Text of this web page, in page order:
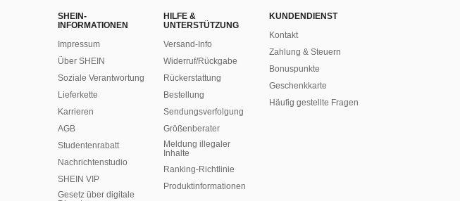
SHEIN-
INFORMATIONEN
Impressum
Über SHEIN
Soziale Verantwortung
Lieferkette
Karrieren
AGB
Studentenrabatt
Nachrichtenstudio
SHEIN VIP
Gesetz über digitale
HILFE &
UNTERSTÜTZUNG
Versand-Info
Widerruf/Rückgabe
Rückerstattung
Bestellung
Sendungsverfolgung
Größenberater
Meldung illegaler
Inhalte
Ranking-Richtlinie
​Produktinformationen
KUNDENDIENST
Kontakt
Zahlung & Steuern
Bonuspunkte
Geschenkkarte
Häufig gestellte Fragen